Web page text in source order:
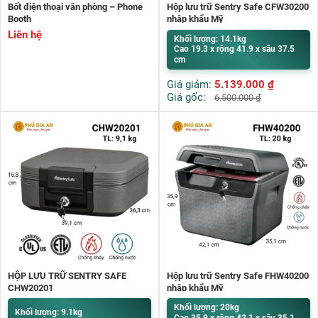
Bốt điện thoại văn phòng – Phone
Booth
Liên hệ
Hộp lưu trữ Sentry Safe CFW30200
nhập khẩu Mỹ
Khối lượng: 14.1kg
Cao 19.3 x rộng 41.9 x sâu 37.5
cm
Giá giảm: 5.139.000 ₫
Giá gốc:
6.500.000₫
HỘP LƯU TRỮ SENTRY SAFE
CHW20201
Khối lượng: 9.1kg
Hộp lưu trữ Sentry Safe FHW40200
nhập khẩu Mỹ
Khối lượng: 20kg